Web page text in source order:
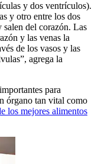
y dos ventrículos).
y otro entre los dos
salen del corazón. Las
y las venas la
de los vasos y las
agrega la
para
órgano tan vital como
los mejores alimentos